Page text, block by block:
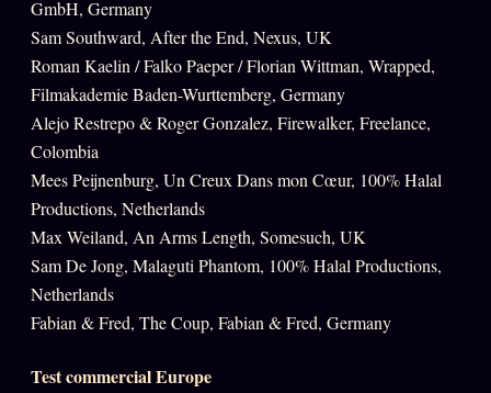
FAQ
Corrections · Erratum
Mentions légales
llms.txt
GmbH, Germany
Sam Southward, After the End, Nexus, UK
Roman Kaelin / Falko Paeper / Florian Wittman, Wrapped,
Filmakademie Baden-Wurttemberg, Germany
Alejo Restrepo & Roger Gonzalez, Firewalker, Freelance,
Colombia
Mees Peijnenburg, Un Creux Dans mon Cœur, 100% Halal
Productions, Netherlands
Max Weiland, An Arms Length, Somesuch, UK
Sam De Jong, Malaguti Phantom, 100% Halal Productions,
Netherlands
Fabian & Fred, The Coup, Fabian & Fred, Germany
Test commercial Europe